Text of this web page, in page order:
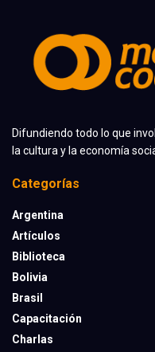
Difundiendo todo lo que
la cultura y la economía
Categorías
Argentina
Artículos
Biblioteca
Bolivia
Brasil
Capacitación
Charlas